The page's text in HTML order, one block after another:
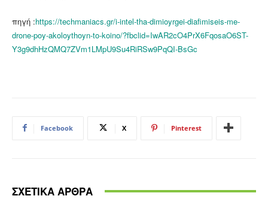
πηγή :https://techmaniacs.gr/i-intel-tha-dimioyrgei-diafimiseis-me-
drone-poy-akoloythoyn-to-koino/?fbclid=IwAR2cO4PrX6FqosaO6ST-
Y3g9dhHzQMQ7ZVm1LMpU9Su4RiRSw9PqQI-BsGc
Facebook X Pinterest
ΣΧΕΤΙΚΑ ΑΡΘΡΑ